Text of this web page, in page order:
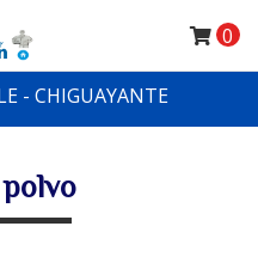
- CHIGUAYANTE
0